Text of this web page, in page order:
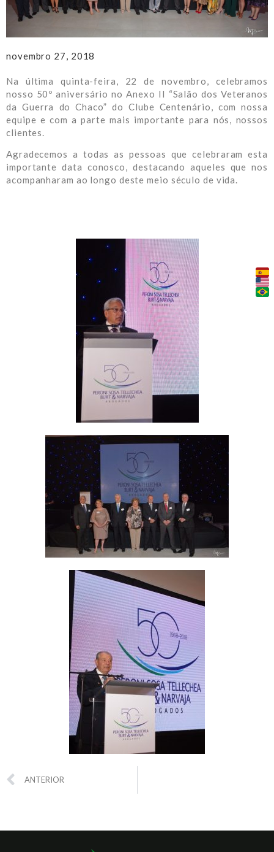
novembro 27, 2018
Na última quinta-feira, 22 de novembro, celebramos
nosso 50º aniversário no Anexo II “Salão dos Veteranos
da Guerra do Chaco” do Clube Centenário, com nossa
equipe e com a parte mais importante para nós, nossos
clientes.
Agradecemos a todas as pessoas que celebraram esta
importante data conosco, destacando aqueles que nos
acompanharam ao longo deste meio século de vida.
ANTERIOR